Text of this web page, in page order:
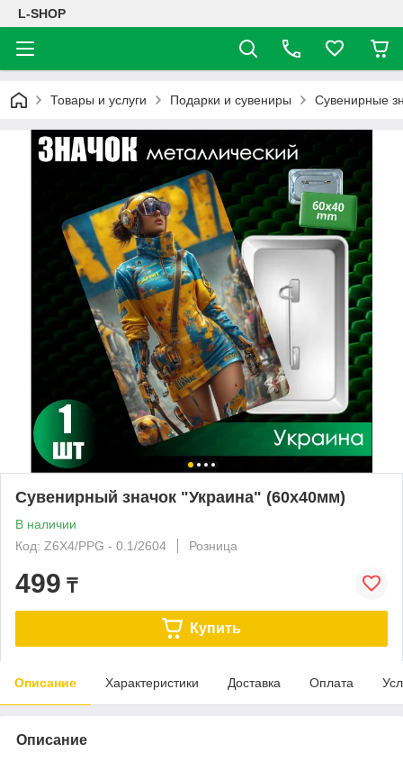
L-SHOP
Товары и услуги Подарки и сувениры Сувенирные
Сувенирный значок "Украина" (60х40мм)
В наличии
Код: Z6X4/PPG - 0.1/2604
Розница
499 ₸
Купить
Описание Характеристики Доставка Оплата
Описание